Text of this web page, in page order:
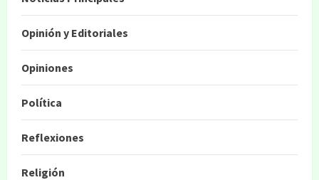
Opinión y Editoriales
Opiniones
Política
Reflexiones
Religión